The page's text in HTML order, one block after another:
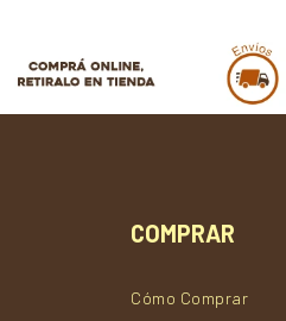
COMPRAR
Cómo Comprar